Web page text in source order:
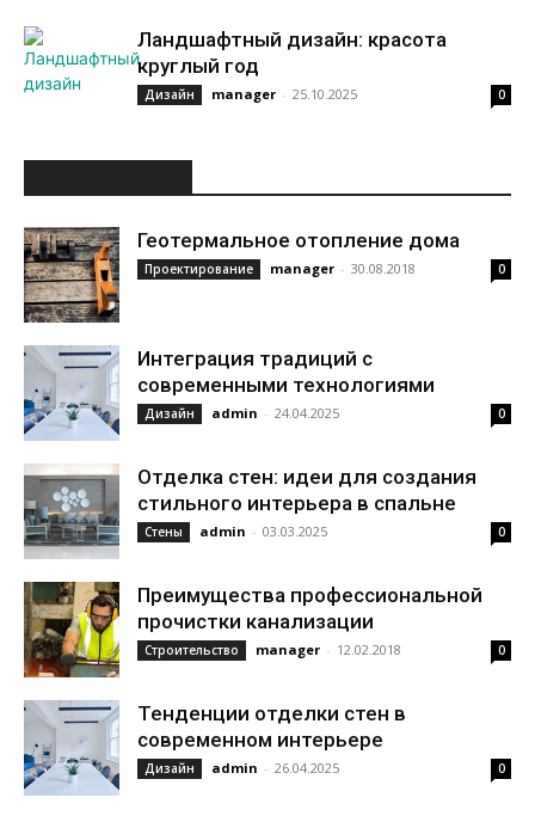
Ландшафтный дизайн: красота
круглый год
Дизайн manager - 25.10.2025 0
Геотермальное отопление дома
Проектирование manager - 30.08.2018 0
Интеграция традиций с
современными технологиями
Дизайн admin - 24.04.2025 0
Отделка стен: идеи для создания
стильного интерьера в спальне
Стены admin - 03.03.2025 0
Преимущества профессиональной
прочистки канализации
Строительство manager - 12.02.2018 0
Тенденции отделки стен в
современном интерьере
Дизайн admin - 26.04.2025 0